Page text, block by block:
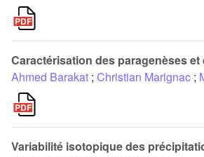
Caractérisation des paragenèses
Ahmed Barakat ; Christian Marignac ;
Variabilité isotopique des